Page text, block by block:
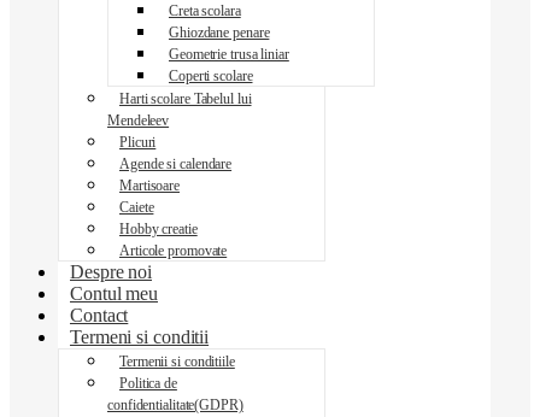
Creta scolara
Ghiozdane penare
Geometrie trusa liniar
Coperti scolare
Harti scolare Tabelul lui
Mendeleev
Plicuri
Agende si calendare
Martisoare
Caiete
Hobby creatie
Articole promovate
Despre noi
Contul meu
Contact
Termeni si conditii
Termenii si conditiile
Politica de
confidentialitate(GDPR)